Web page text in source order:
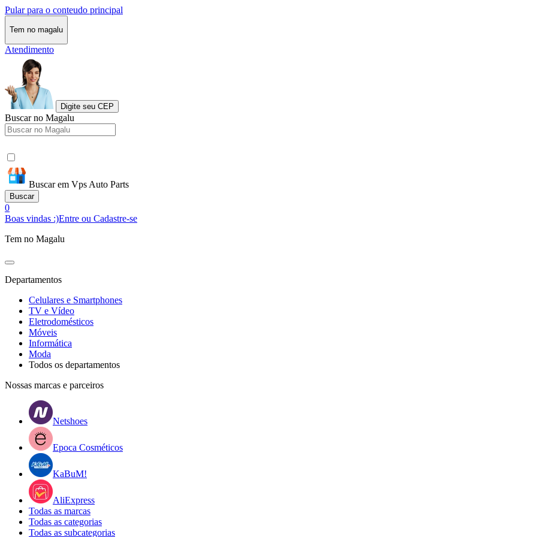
Pular para o conteudo principal
Tem no magalu
Atendimento
Digite seu CEP
Buscar no Magalu
Buscar em Vps Auto Parts
Buscar
0
Boas vindas :)Entre ou Cadastre-se
Tem no Magalu
Departamentos
Celulares e Smartphones
TV e Vídeo
Eletrodomésticos
Móveis
Informática
Moda
Todos os departamentos
Nossas marcas e parceiros
Netshoes
Epoca Cosméticos
KaBuM!
AliExpress
Todas as marcas
Todas as categorias
Todas as subcategorias